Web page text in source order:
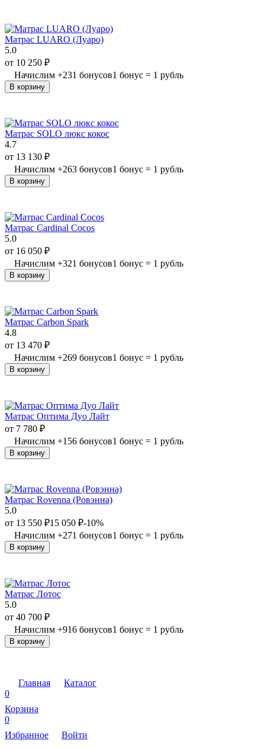
Матрас LUARO (Луаро)
5.0
от 10 250 ₽
Начислим +231 бонусов1 бонус = 1 рубль
В корзину
Матрас SOLO люкс кокос
4.7
от 13 130 ₽
Начислим +263 бонусов1 бонус = 1 рубль
В корзину
Матрас Cardinal Cocos
5.0
от 16 050 ₽
Начислим +321 бонусов1 бонус = 1 рубль
В корзину
Матрас Carbon Spark
4.8
от 13 470 ₽
Начислим +269 бонусов1 бонус = 1 рубль
В корзину
Матрас Оптима Дуо Лайт
от 7 780 ₽
Начислим +156 бонусов1 бонус = 1 рубль
В корзину
Матрас Rovenna (Ровэнна)
5.0
от 13 550 ₽15 050 ₽-10%
Начислим +271 бонусов1 бонус = 1 рубль
В корзину
Матрас Лотос
5.0
от 40 700 ₽
Начислим +916 бонусов1 бонус = 1 рубль
В корзину
Главная
Каталог
0
Корзина
0
Избранное
Войти